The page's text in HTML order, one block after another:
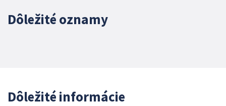
Dôležité oznamy
Dôležité informácie